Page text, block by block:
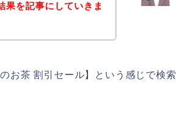
果を記事にしていきま
お茶 割引セール】という感じで検索